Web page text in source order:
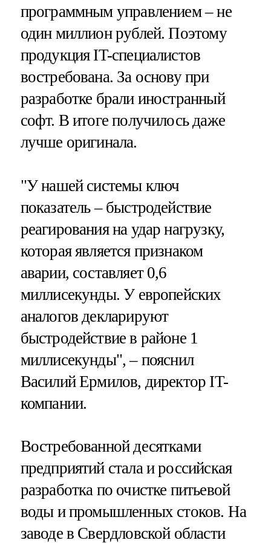
программным управлением – не
один миллион рублей. Поэтому
продукция IT-специалистов
востребована. За основу при
разработке брали иностранный
софт. В итоге получилось даже
лучше оригинала.
"У нашей системы ключ
показатель – быстродействие
реагирования на удар нагрузку,
которая является признаком
аварии, составляет 0,6
миллисекунды. У европейских
аналогов декларируют
быстродействие в районе 1
миллисекунды", – пояснил
Василий Ермилов, директор IT-
компании.
Востребованной десятками
предприятий стала и российская
разработка по очистке питьевой
воды и промышленных стоков. На
заводе в Свердловской области